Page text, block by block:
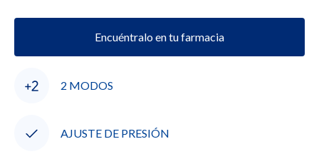
Encuéntralo en tu farmacia
2 MODOS
AJUSTE DE PRESIÓN